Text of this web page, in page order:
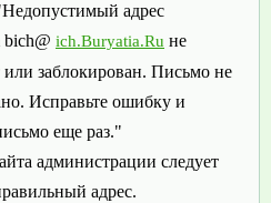
адрес
bich@ ich.Buryatia.Ru не
или заблокирован. Письмо не
Исправьте ошибку и
еще раз."
администрации следует
адрес.